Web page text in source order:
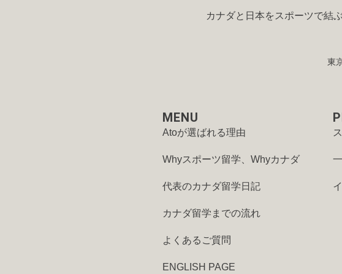
カナダと日本をスポーツで結ぶ
東
MENU
Atoが選ばれる理由
Whyスポーツ留学、Whyカナダ
代表のカナダ留学日記
カナダ留学までの流れ
よくあるご質問
ENGLISH PAGE